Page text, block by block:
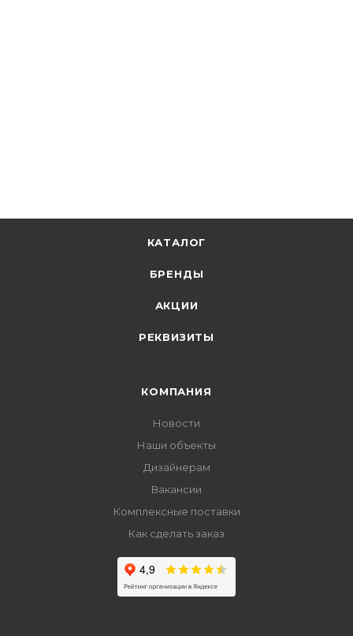
КАТАЛОГ
БРЕНДЫ
АКЦИИ
РЕКВИЗИТЫ
КОМПАНИЯ
Новости
Наши объекты
Дизайнерам
Вакансии
Комплексные поставки
Как сделать заказ